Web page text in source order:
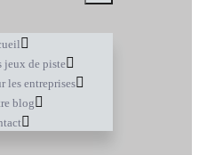
jeux de piste
les entreprises
blog